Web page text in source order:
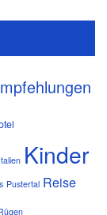
Italien Kinder
Pustertal Reise